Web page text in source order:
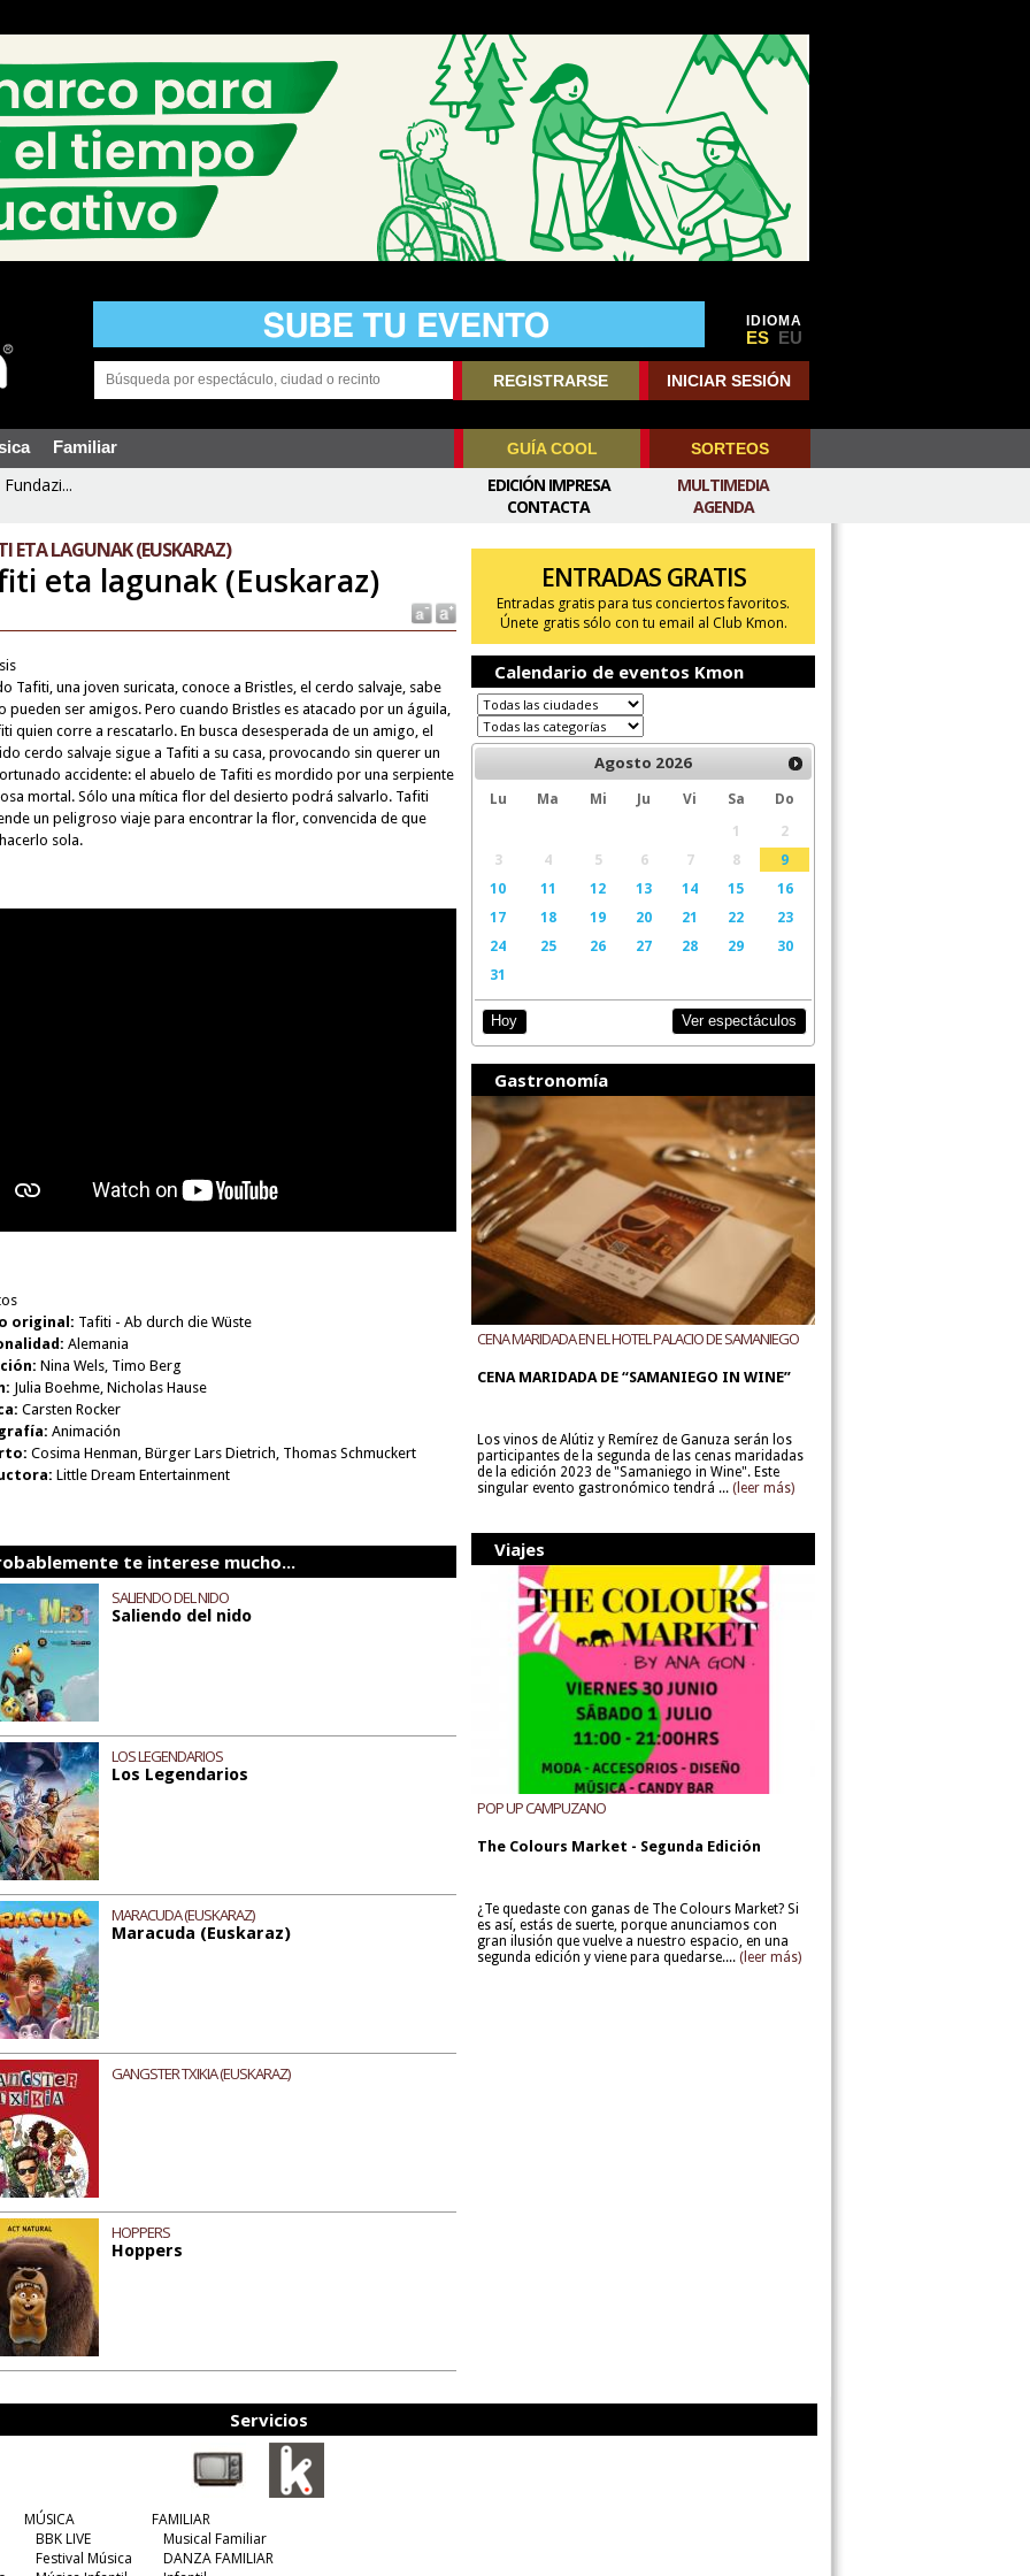
IDIOMA
ES EU
REGISTRARSE INICIAR SESIÓN
Familiar GUÍA COOL SORTEOS
MULTIMEDIA
AGENDA
EDICIÓN IMPRESA
CONTACTA
ETA LAGUNAK (EUSKARAZ)
eta lagunak (Euskaraz)
Tafiti, una joven suricata, conoce a Bristles, el cerdo salvaje, sabe
pueden ser amigos. Pero cuando Bristles es atacado por un águila,
quien corre a rescatarlo. En busca desesperada de un amigo, el
cerdo salvaje sigue a Tafiti a su casa, provocando sin querer un
accidente: el abuelo de Tafiti es mordido por una serpiente
mortal. Sólo una mítica flor del desierto podrá salvarlo. Tafiti
un peligroso viaje para encontrar la flor, convencida de que
sola.
original: Tafiti - Ab durch die Wüste
Alemania
Nina Wels, Timo Berg
Julia Boehme, Nicholas Hause
Carsten Rocker
Animación
Cosima Henman, Bürger Lars Dietrich, Thomas Schmuckert
Little Dream Entertainment
te interese mucho...
SALIENDO DEL NIDO
Saliendo del nido
LOS LEGENDARIOS
Los Legendarios
MARACUDA (EUSKARAZ)
Maracuda (Euskaraz)
GANGSTER TXIKIA (EUSKARAZ)
HOPPERS
Hoppers
ENTRADAS GRATIS
Entradas gratis para tus conciertos favoritos.
Únete gratis sólo con tu email al Club Kmon.
Calendario de eventos Kmon
Agosto 2026
Lu Ma Mi Ju Vi Sa
Do
1
2
3
4 5 6 7 8
9
10
11 12 13 14 15
16
17
18 19 20 21 22
23
24
25 26 27 28 29
30
31
Hoy Ver espectáculos
Gastronomía
CENA MARIDADA EN EL HOTEL PALACIO DE SAMANIEGO
CENA MARIDADA DE “SAMANIEGO IN WINE”
Los vinos de Alútiz y Remírez de Ganuza serán los
participantes de la segunda de las cenas maridadas
de la edición 2023 de "Samaniego in Wine". Este
singular evento gastronómico tendrá ... (leer más)
Viajes
POP UP CAMPUZANO
The Colours Market - Segunda Edición
¿Te quedaste con ganas de The Colours Market? Si
es así, estás de suerte, porque anunciamos con
gran ilusión que vuelve a nuestro espacio, en una
segunda edición y viene para quedarse.... (leer más)
Servicios
MÚSICA
BBK LIVE
Festival Música
FAMILIAR
Musical Familiar
DANZA FAMILIAR